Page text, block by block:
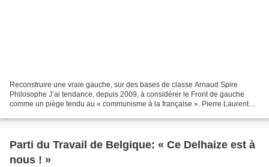
Reconstruire une vraie gauche, sur des bases de classe Arnaud Spire
Philosophe J’ai tendance, depuis 2009, à considérer le Front de gauche
comme un piège tendu au ­« communisme à la française ». Pierre ­Laurent
Parti du Travail de Belgique: « Ce Delhaize est à
nous ! »